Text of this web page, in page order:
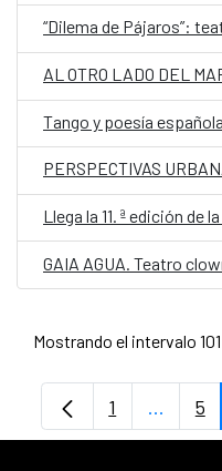
Tango y poesía
Mostrando el intervalo
Página
1 ... 5